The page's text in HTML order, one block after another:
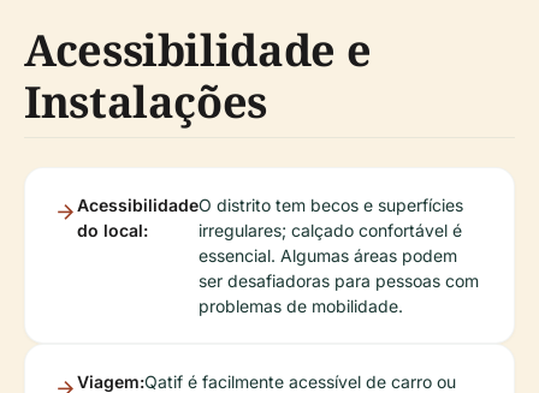
Acessibilidade e
Instalações
Acessibilidade
do local:
O distrito tem becos e superfícies
irregulares; calçado confortável é
essencial. Algumas áreas podem
ser desafiadoras para pessoas com
problemas de mobilidade.
Viagem:Qatif é facilmente acessível de carro ou